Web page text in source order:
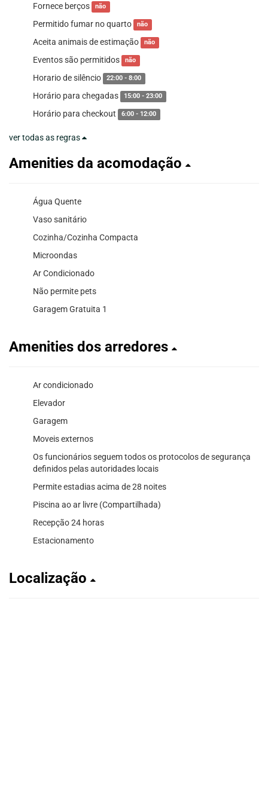
Fornece berços não
Permitido fumar no quarto não
Aceita animais de estimação não
Eventos são permitidos não
Horario de silêncio 22:00 - 8:00
Horário para chegadas 15:00 - 23:00
Horário para checkout 6:00 - 12:00
ver todas as regras
Amenities da acomodação
Água Quente
Vaso sanitário
Cozinha/Cozinha Compacta
Microondas
Ar Condicionado
Não permite pets
Garagem Gratuita 1
Amenities dos arredores
Ar condicionado
Elevador
Garagem
Moveis externos
Os funcionários seguem todos os protocolos de segurança
definidos pelas autoridades locais
Permite estadias acima de 28 noites
Piscina ao ar livre (Compartilhada)
Recepção 24 horas
Estacionamento
Localização